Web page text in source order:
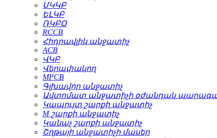
ՄԿԿԲ
ԵԼԿԲ
ՌԿԲՕ
RCCB
Հիդրավլիկ անջատիչ
ACB
ՎԿԲ
Վերափակող
MPCB
Գլխավոր անջատիչ
Ավտոմատ անջատիչի օժանդակ
Կապույտ շարքի անջատիչ
M շարքի անջատիչ
Կանաչ շարքի անջատիչ
Շղթայի անջատիչի մասեր